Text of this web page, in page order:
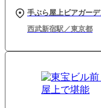
手ぶら屋上ビアガー
西武新宿駅／東京都